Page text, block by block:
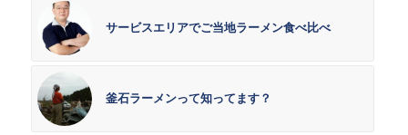
サービスエリアでご当地ラーメン食べ比べ
釜石ラーメンって知ってます？